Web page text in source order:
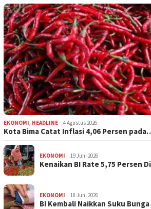
EKONOMI, HEADLINE 4 Agustus 2026
Kota Bima Catat Inflasi 4,06 Persen
EKONOMI 19 Juni 2026
Kenaikan BI Rate 5,75 Persen
EKONOMI 18 Juni 2026
BI Kembali Naikkan Suku